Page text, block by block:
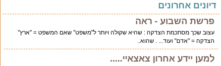
אחרונים
פרשת השבוע - ראה
עצוב שכך מסתכמת הצדקה : שהיא שקולה ויותר ל"משפט" שאם המשפט = "ארץ"
הצדקה = "אדם" ועוד... . שהוא..
למען יידע אחרון צאצאיי.....